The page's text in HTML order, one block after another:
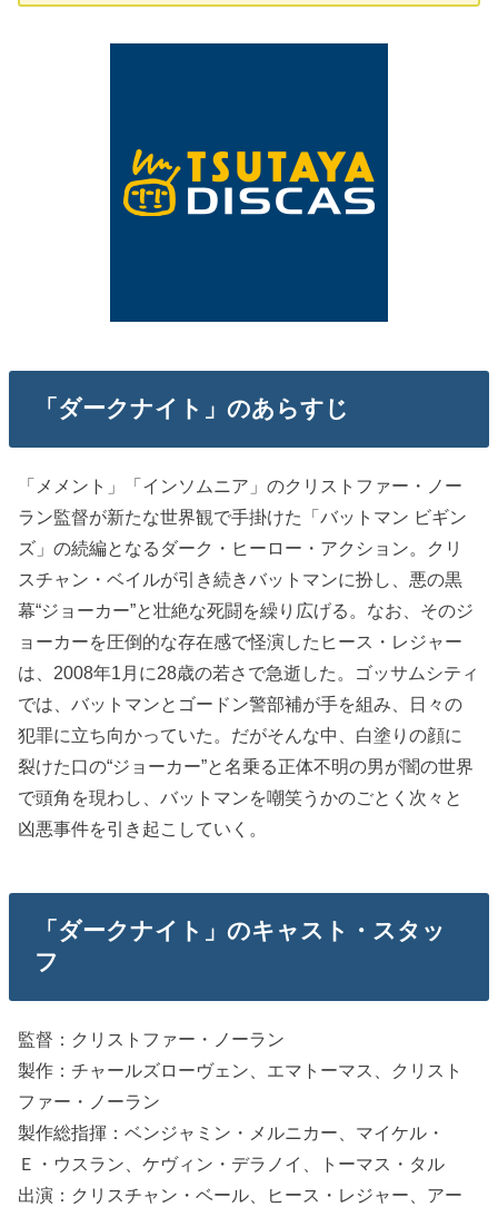
「ダークナイト」のあらすじ
「メメント」「インソムニア」のクリストファー・ノー
ラン監督が新たな世界観で手掛けた「バットマン ビギン
ズ」の続編となるダーク・ヒーロー・アクション。クリ
スチャン・ベイルが引き続きバットマンに扮し、悪の黒
幕“ジョーカー”と壮絶な死闘を繰り広げる。なお、そのジ
ョーカーを圧倒的な存在感で怪演したヒース・レジャー
は、2008年1月に28歳の若さで急逝した。ゴッサムシティ
では、バットマンとゴードン警部補が手を組み、日々の
犯罪に立ち向かっていた。だがそんな中、白塗りの顔に
裂けた口の“ジョーカー”と名乗る正体不明の男が闇の世界
で頭角を現わし、バットマンを嘲笑うかのごとく次々と
凶悪事件を引き起こしていく。
「ダークナイト」のキャスト・スタッ
フ
監督：クリストファー・ノーラン
製作：チャールズローヴェン、エマトーマス、クリスト
ファー・ノーラン
製作総指揮：ベンジャミン・メルニカー、マイケル・
Ｅ・ウスラン、ケヴィン・デラノイ、トーマス・タル
出演：クリスチャン・ベール、ヒース・レジャー、アー